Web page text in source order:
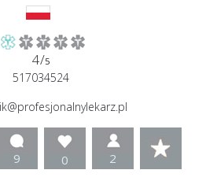
4/5
517034524
9 0 2